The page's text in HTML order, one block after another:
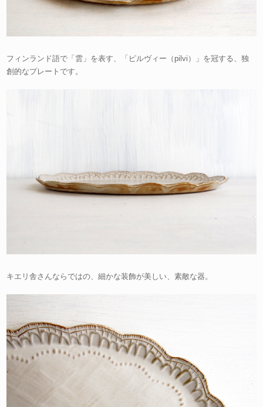
フィンランド語で「雲」を表す、「ピルヴィー（pilvi）」を冠する、独
創的なプレートです。
キエリ舎さんならではの、細かな装飾が美しい、素敵な器。